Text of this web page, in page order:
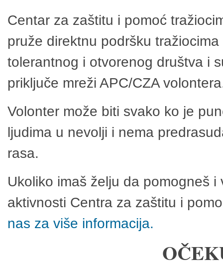
Centar za zaštitu i pomoć
pruže direktnu podršku
tolerantnog i otvorenog društva i
priključe mreži APC/CZA
Volonter može biti svako ko je
ljudima u nevolji i nema
rasa.
Ukoliko imaš želju da pomogneš
aktivnosti Centra za zaštitu i
nas za više informacija.